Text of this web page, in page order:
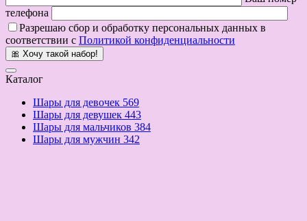
телефона
Разрешаю сбор и обработку персональных данных в
соответствии с Политикой конфиденциальности
🎀 Хочу такой набор!
Каталог
Шары для девочек 569
Шары для девушек 443
Шары для мальчиков 384
Шары для мужчин 342